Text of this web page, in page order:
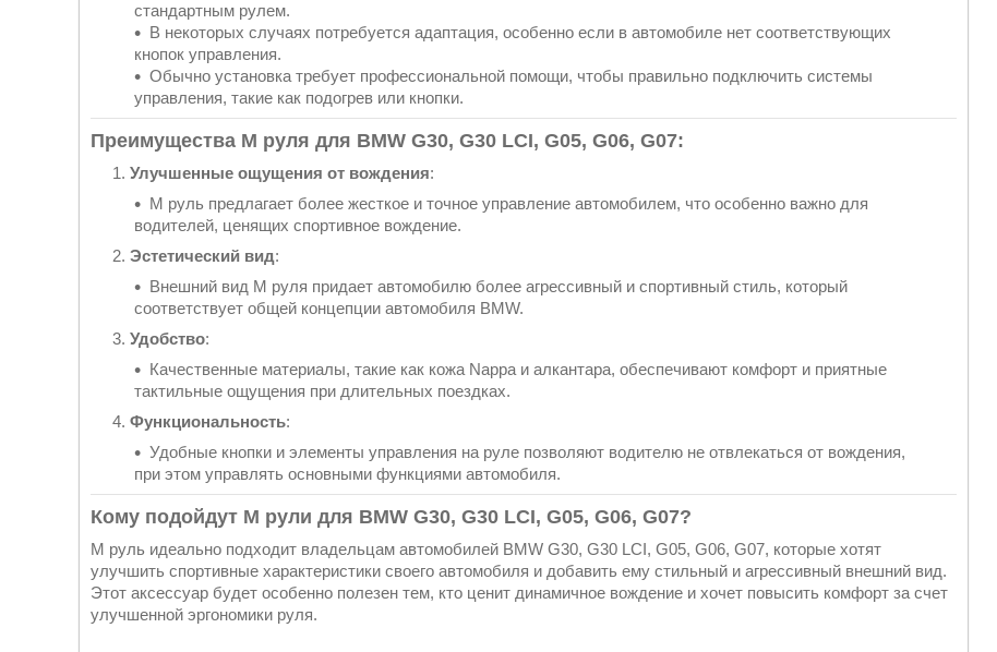
стандартным рулем.
В некоторых случаях потребуется адаптация, особенно если в автомобиле нет соответствующих
кнопок управления.
Обычно установка требует профессиональной помощи, чтобы правильно подключить системы
управления, такие как подогрев или кнопки.
Преимущества M руля для BMW G30, G30 LCI, G05, G06, G07:
Улучшенные ощущения от вождения:
M руль предлагает более жесткое и точное управление автомобилем, что особенно важно для
водителей, ценящих спортивное вождение.
Эстетический вид:
Внешний вид M руля придает автомобилю более агрессивный и спортивный стиль, который
соответствует общей концепции автомобиля BMW.
Удобство:
Качественные материалы, такие как кожа Nappa и алкантара, обеспечивают комфорт и приятные
тактильные ощущения при длительных поездках.
Функциональность:
Удобные кнопки и элементы управления на руле позволяют водителю не отвлекаться от вождения,
при этом управлять основными функциями автомобиля.
Кому подойдут M рули для BMW G30, G30 LCI, G05, G06, G07?
M руль идеально подходит владельцам автомобилей BMW G30, G30 LCI, G05, G06, G07, которые хотят
улучшить спортивные характеристики своего автомобиля и добавить ему стильный и агрессивный внешний вид.
Этот аксессуар будет особенно полезен тем, кто ценит динамичное вождение и хочет повысить комфорт за счет
улучшенной эргономики руля.